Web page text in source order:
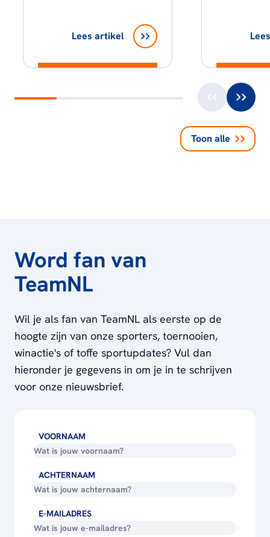
Lees artikel
Toon alle
Word fan van
TeamNL
Wil je als fan van TeamNL als eerste op de
hoogte zijn van onze sporters, toernooien,
winactie's of toffe sportupdates? Vul dan
hieronder je gegevens in om je in te schrijven
voor onze nieuwsbrief.
VOORNAAM
ACHTERNAAM
E-MAILADRES